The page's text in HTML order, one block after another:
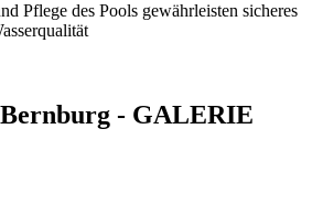
Pflege des Pools gewährleisten sicheres
- GALERIE